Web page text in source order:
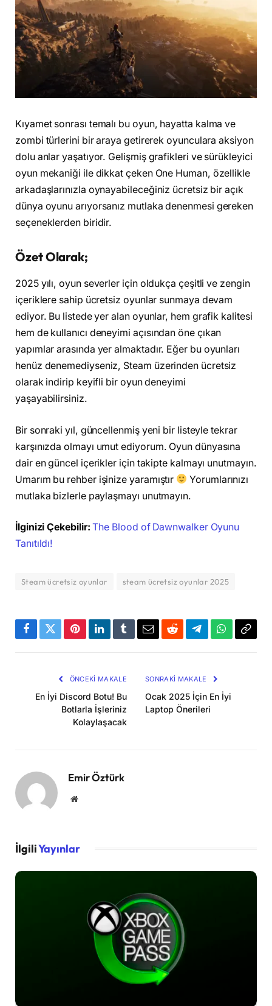
Kıyamet sonrası temalı bu oyun, hayatta kalma ve
zombi türlerini bir araya getirerek oyunculara aksiyon
dolu anlar yaşatıyor. Gelişmiş grafikleri ve sürükleyici
oyun mekaniği ile dikkat çeken One Human, özellikle
arkadaşlarınızla oynayabileceğiniz ücretsiz bir açık
dünya oyunu arıyorsanız mutlaka denenmesi gereken
seçeneklerden biridir.
Özet Olarak;
2025 yılı, oyun severler için oldukça çeşitli ve zengin
içeriklere sahip ücretsiz oyunlar sunmaya devam
ediyor. Bu listede yer alan oyunlar, hem grafik kalitesi
hem de kullanıcı deneyimi açısından öne çıkan
yapımlar arasında yer almaktadır. Eğer bu oyunları
henüz denemediyseniz, Steam üzerinden ücretsiz
olarak indirip keyifli bir oyun deneyimi
yaşayabilirsiniz.
Bir sonraki yıl, güncellenmiş yeni bir listeyle tekrar
karşınızda olmayı umut ediyorum. Oyun dünyasına
dair en güncel içerikler için takipte kalmayı unutmayın.
Umarım bu rehber işinize yaramıştır
Yorumlarınızı
mutlaka bizlerle paylaşmayı unutmayın.
İlginizi Çekebilir: The Blood of Dawnwalker Oyunu
Tanıtıldı!
Steam ücretsiz oyunlar steam ücretsiz oyunlar 2025
Facebook
TwitterPinterestLinkedInTumblrEmailRedditTelegramWhatsApp
ÖNCEKI MAKALE
En İyi Discord Botu! Bu
Botlarla İşleriniz
Kolaylaşacak
SONRAKI MAKALE
Ocak 2025 İçin En İyi
Laptop Önerileri
Emir Öztürk
Website
İlgiliYayınlar